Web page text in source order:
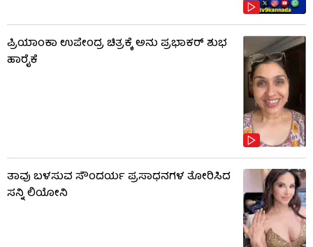
ಪ್ರಿಯಾಂಕಾ ಉಪೇಂದ್ರ ಚಿತ್ರಕ್ಕೆ ಅನು ಪ್ರಭಾಕರ್ ಶುಭ
ಹಾರೈಕೆ
ತಾವು ಬಳಸುವ ಸೌಂದರ್ಯ ಪ್ರಸಾಧನಗಳ ತೋರಿಸಿದ
ಸನ್ನಿ ಲಿಯೋನಿ